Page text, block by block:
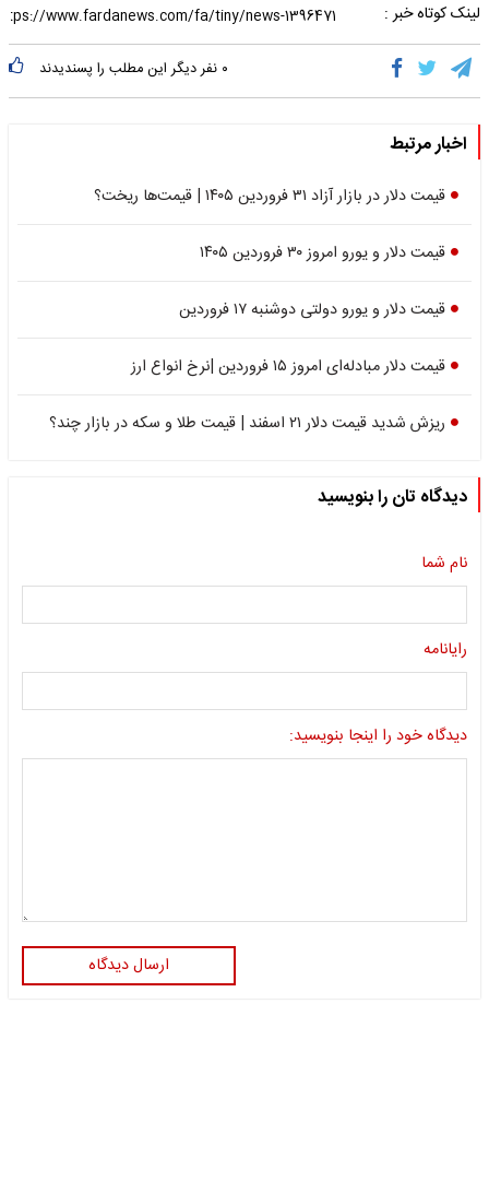
لینک کوتاه خبر :
۰ نفر دیگر این مطلب را پسندیدند
اخبار مرتبط
قیمت دلار در بازار آزاد ۳۱ فروردین ۱۴۰۵ | قیمت‌ها ریخت؟
قیمت دلار و یورو امروز ۳۰ فروردین ۱۴۰۵
قیمت دلار و یورو دولتی دوشنبه ۱۷ فروردین
قیمت دلار مبادله‌ای امروز ۱۵ فروردین |نرخ انواع ارز
ریزش شدید قیمت دلار ۲۱ اسفند | قیمت طلا و سکه در بازار چند؟
دیدگاه تان را بنویسید
نام شما
رایانامه
دیدگاه خود را اینجا بنویسید:
ارسال دیدگاه